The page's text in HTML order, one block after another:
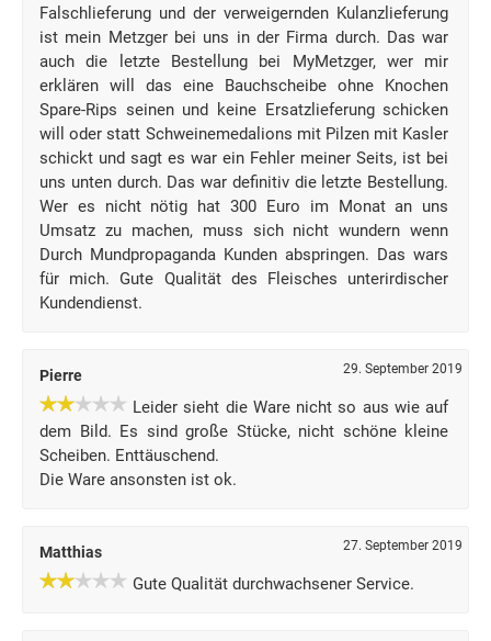
Falschlieferung und der verweigernden Kulanzlieferung
ist mein Metzger bei uns in der Firma durch. Das war
auch die letzte Bestellung bei MyMetzger, wer mir
erklären will das eine Bauchscheibe ohne Knochen
Spare-Rips seinen und keine Ersatzlieferung schicken
will oder statt Schweinemedalions mit Pilzen mit Kasler
schickt und sagt es war ein Fehler meiner Seits, ist bei
uns unten durch. Das war definitiv die letzte Bestellung.
Wer es nicht nötig hat 300 Euro im Monat an uns
Umsatz zu machen, muss sich nicht wundern wenn
Durch Mundpropaganda Kunden abspringen. Das wars
für mich. Gute Qualität des Fleisches unterirdischer
Kundendienst.
Pierre 29. September 2019
Leider sieht die Ware nicht so aus wie auf
dem Bild. Es sind große Stücke, nicht schöne kleine
Scheiben. Enttäuschend.
Die Ware ansonsten ist ok.
Matthias 27. September 2019
Gute Qualität durchwachsener Service.